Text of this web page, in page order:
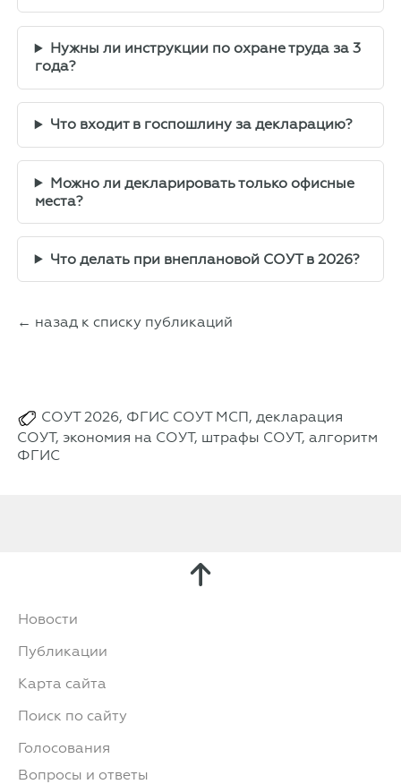
Нужны ли инструкции по охране труда за 3
года?
Что входит в госпошлину за декларацию?
Можно ли декларировать только офисные
места?
Что делать при внеплановой СОУТ в 2026?
← назад к списку публикаций
СОУТ 2026, ФГИС СОУТ МСП, декларация
СОУТ, экономия на СОУТ, штрафы СОУТ, алгоритм
ФГИС
Новости
Публикации
Карта сайта
Поиск по сайту
Голосования
Вопросы и ответы